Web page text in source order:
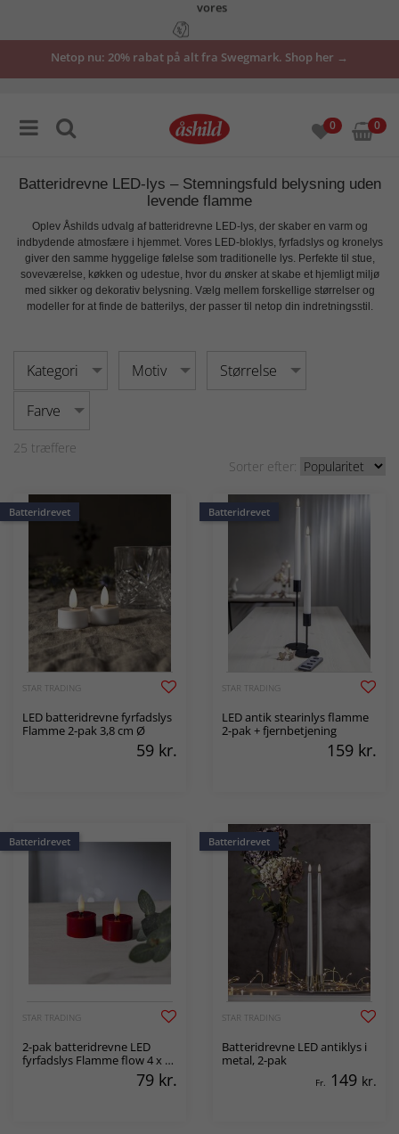
tilbud
her
Netop nu: 20% rabat på alt fra Swegmark. Shop her →
0 0
Batteridrevne LED-lys – Stemningsfuld belysning uden
levende flamme
Oplev Åshilds udvalg af batteridrevne LED-lys, der skaber en varm og
indbydende atmosfære i hjemmet. Vores LED-bloklys, fyrfadslys og kronelys
giver den samme hyggelige følelse som traditionelle lys. Perfekte til stue,
soveværelse, køkken og udestue, hvor du ønsker at skabe et hjemligt miljø
med sikker og dekorativ belysning. Vælg mellem forskellige størrelser og
modeller for at finde de batterilys, der passer til netop din indretningsstil.
Kategori Motiv Størrelse
Farve
25 træffere
Sorter efter:
Batteridrevet
STAR TRADING
LED batteridrevne fyrfadslys
Flamme 2-pak 3,8 cm Ø
59 kr.
Batteridrevet
STAR TRADING
LED antik stearinlys flamme
2-pak + fjernbetjening
159 kr.
Batteridrevet
STAR TRADING
2-pak batteridrevne LED
fyrfadslys Flamme flow 4 x 5
79 kr.
Batteridrevet
STAR TRADING
Batteridrevne LED antiklys i
metal, 2-pak
Fr. 149 kr.